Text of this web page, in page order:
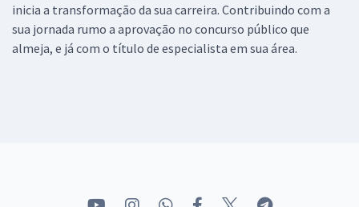
inicia a transformação da sua carreira. Contribuindo com a
sua jornada rumo a aprovação no concurso público que
almeja, e já com o título de especialista em sua área.